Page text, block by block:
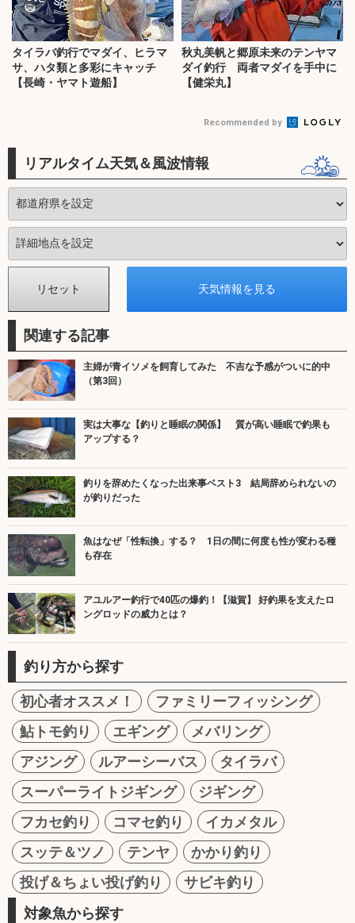
タイラバ釣行でマダイ、ヒラマ
サ、ハタ類と多彩にキャッチ
【長崎・ヤマト遊船】
秋丸美帆と郷原未来のテンヤマ
ダイ釣行 両者マダイを手中に
【健栄丸】
Recommended by
リアルタイム天気＆風波情報
関連する記事
主婦が青イソメを飼育してみた 不吉な予感がついに的中
（第3回）
実は大事な【釣りと睡眠の関係】 質が高い睡眠で釣果も
アップする？
釣りを辞めたくなった出来事ベスト3 結局辞められないの
が釣りだった
魚はなぜ「性転換」する？ 1日の間に何度も性が変わる種
も存在
アユルアー釣行で40匹の爆釣！【滋賀】 好釣果を支えたロ
ングロッドの威力とは？
釣り方から探す
初心者オススメ！
ファミリーフィッシング
鮎トモ釣り
エギング
メバリング
アジング
ルアーシーバス
タイラバ
スーパーライトジギング
ジギング
フカセ釣り
コマセ釣り
イカメタル
スッテ＆ツノ
テンヤ
かかり釣り
投げ＆ちょい投げ釣り
サビキ釣り
対象魚から探す